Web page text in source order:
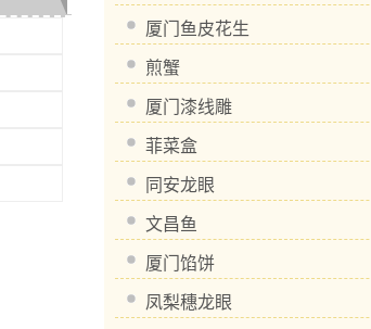
厦门鱼皮花生
煎蟹
厦门漆线雕
菲菜盒
同安龙眼
文昌鱼
厦门馅饼
凤梨穗龙眼